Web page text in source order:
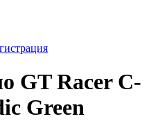
GT Racer C-
Green